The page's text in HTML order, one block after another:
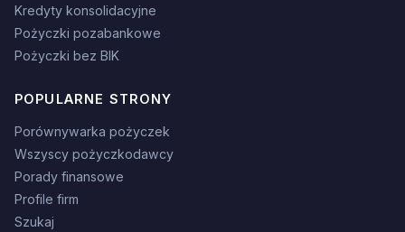
Kredyty konsolidacyjne
Pożyczki pozabankowe
Pożyczki bez BIK
POPULARNE STRONY
Porównywarka pożyczek
Wszyscy pożyczkodawcy
Porady finansowe
Profile firm
Szukaj